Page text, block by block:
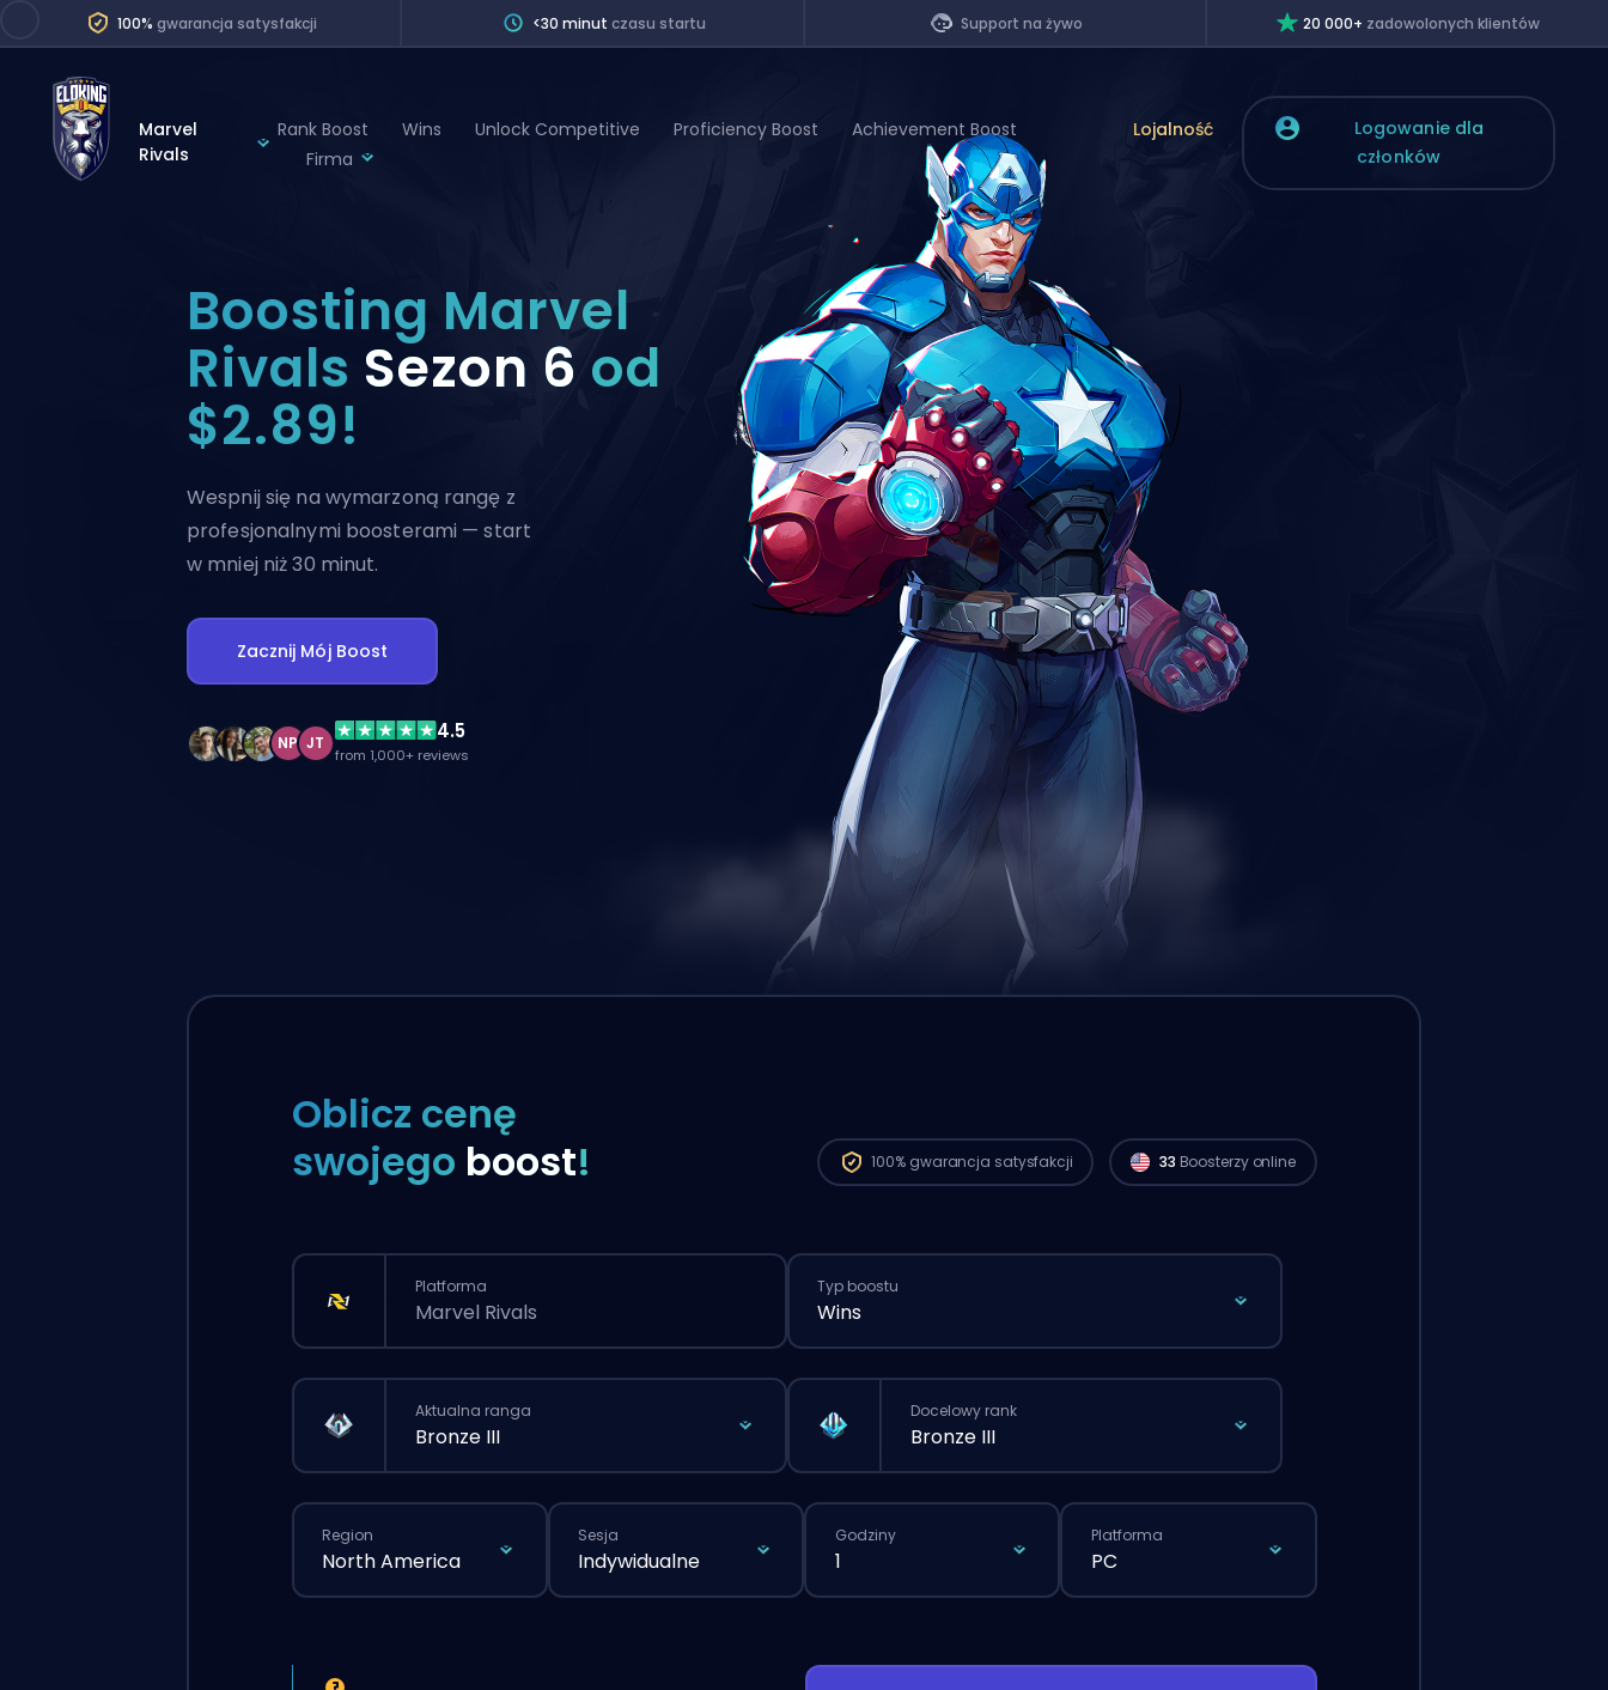
100% gwarancja satysfakcji <30 minutczasu startu Support na żywo 20 000+ zadowolonych klientów
Marvel
Rivals
Dota 2
Counter-Strike
Overwatch 2
Rocket League
Path of Exile 2
Division Boost
Wins
Teammate
Rank Boost Wins Unlock Competitive Proficiency Boost
Achievement Boost
Firma
Lojalność
Logowanie dla
członków
Boosting Marvel
Rivals Sezon 6 od
$2.89!
Wespnij się na wymarzoną rangę z
profesjonalnymi boosterami — start
w mniej niż 30 minut.
Zacznij Mój Boost
NP JT 4.5
from 1,000+ reviews
Oblicz cenę
swojego boost! 100% gwarancja satysfakcji 33 Boosterzy online
Platforma
Marvel Rivals
Typ boostu
Wins
Aktualna ranga
Bronze III
Docelowy rank
Bronze III
Region
North America
Sesja
Indywidualne
Godziny
1
Platforma
PC